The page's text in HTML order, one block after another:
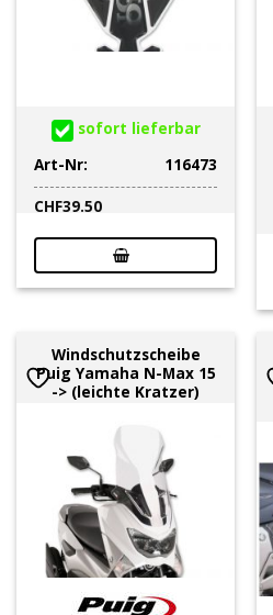
sofort lieferbar
Art-Nr:
116473
CHF39.50
Windschutzscheibe
Puig Yamaha N-Max 15
-> (leichte Kratzer)